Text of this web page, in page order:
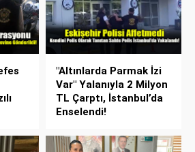
"Altınlarda Parmak İzi
Var" Yalanıyla 2 Milyon
TL Çarptı, İstanbul’da
Enselendi!